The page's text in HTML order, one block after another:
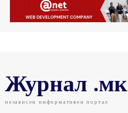
Журнал .мк
независен информативен портал